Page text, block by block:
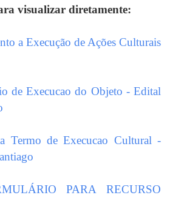
visualizar diretamente:
a Execução de Ações Culturais
de Execucao do Objeto - Edital
Termo de Execucao Cultural -
PARA RECURSO